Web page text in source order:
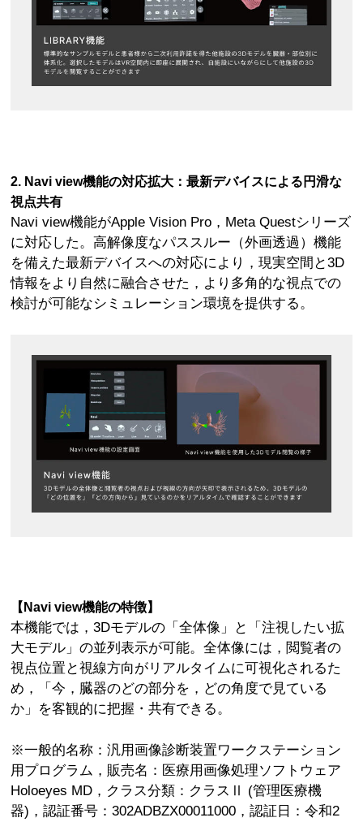
2. Navi view機能の対応拡大：最新デバイスによる円滑な
視点共有
Navi view機能がApple Vision Pro，Meta Questシリーズ
に対応した。高解像度なパススルー（外画透過）機能
を備えた最新デバイスへの対応により，現実空間と3D
情報をより自然に融合させた，より多角的な視点での
検討が可能なシミュレーション環境を提供する。
【Navi view機能の特徴】
本機能では，3Dモデルの「全体像」と「注視したい拡
大モデル」の並列表示が可能。全体像には，閲覧者の
視点位置と視線方向がリアルタイムに可視化されるた
め，「今，臓器のどの部分を，どの角度で見ている
か」を客観的に把握・共有できる。
※一般的名称：汎用画像診断装置ワークステーション
用プログラム，販売名：医療用画像処理ソフトウェア
Holoeyes MD，クラス分類：クラスⅡ (管理医療機
器)，認証番号：302ADBZX00011000，認証日：令和2